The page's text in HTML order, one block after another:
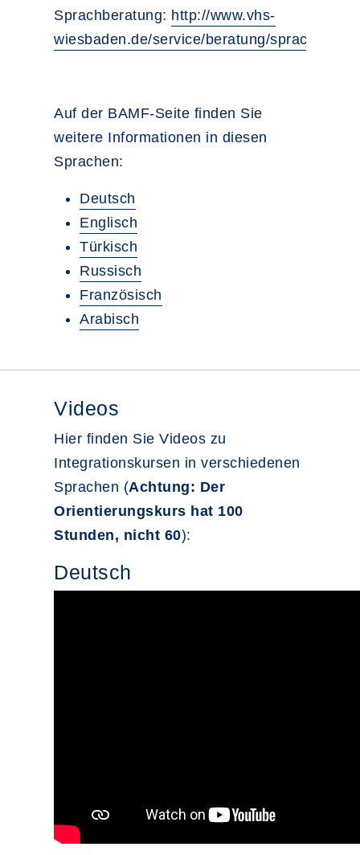
Sprachberatung: http://www.vhs-
wiesbaden.de/service/beratung/
Auf der BAMF-Seite finden Sie
weitere Informationen in diesen
Sprachen:
Deutsch
Englisch
Türkisch
Russisch
Französisch
Arabisch
Videos
Hier finden Sie Videos zu
Integrationskursen in verschiedenen
Sprachen (Achtung: Der
Orientierungskurs hat 100
Stunden, nicht 60):
Deutsch